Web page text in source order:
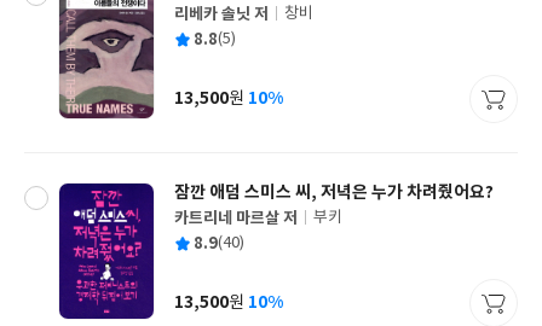
글
쓴
리베카 솔닛 저
출
사
창비
평 8.8(5)
가
13,500원 10%
잠깐 애덤 스미스 씨, 저녁은 누가 차려줬어요?
글
쓴
카트리네 마르살 저
출
사
부키
평 8.9(40)
가
13,500원 10%